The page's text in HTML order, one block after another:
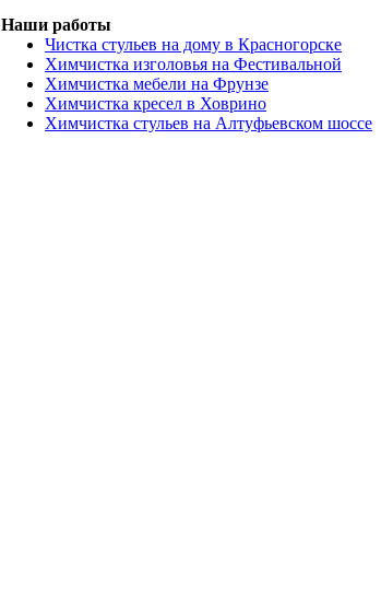
Наши работы
Чистка стульев на дому в Красногорске
Химчистка изголовья на Фестивальной
Химчистка мебели на Фрунзе
Химчистка кресел в Ховрино
Химчистка стульев на Алтуфьевском шоссе